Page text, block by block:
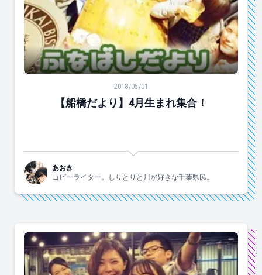
2018/05/01
【船橋だより】4月生まれ集合！
あおき
コピーライター。しりとりと川が好きな千葉県民。